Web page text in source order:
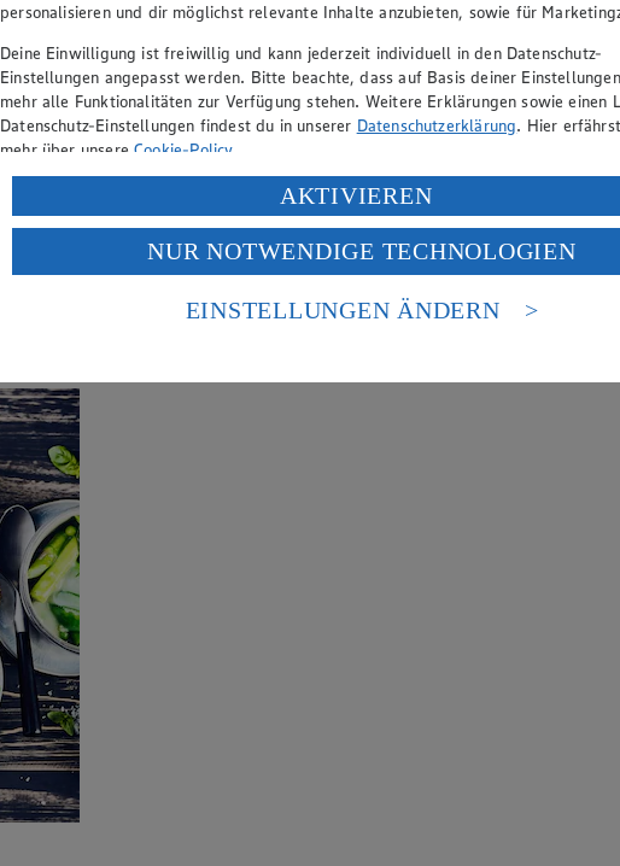
personalisieren und dir möglichst relevante Inhalte anzubieten, sowie für
Deine Einwilligung ist freiwillig und kann jederzeit individuell in den Datenschutz-
Einstellungen angepasst werden. Bitte beachte, dass auf Basis deiner
mehr alle Funktionalitäten zur Verfügung stehen. Weitere Erklärungen sowie einen
Datenschutz-Einstellungen findest du in unserer Datenschutzerklärung. Hier
mehr über unsereCookie-Policy.
Verarbeitung deiner personenbezogenen Daten in den USA durch Facebook und
Wenn du auf „Aktivieren“ klickst, willigst du im Sinne des Art. 49 Abs. 1 Satz 1 lit.
ein, dass deine Daten in den USA verarbeitet werden. Der EuGH sieht die USA als
einem nach europäischen Standards nicht angemessenen Datenschutzniveau an. Es
Risiko eines Zugriffs durch US-amerikanische Behörden.
AKTIVIEREN
NUR NOTWENDIGE TECHNOLOGIEN
EINSTELLUNGEN ÄNDERN